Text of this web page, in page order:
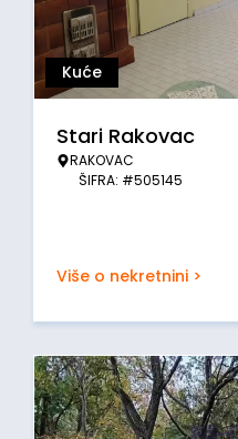
Kuće
Stari Rakovac
RAKOVAC
ŠIFRA: #505145
Više o nekretnini >